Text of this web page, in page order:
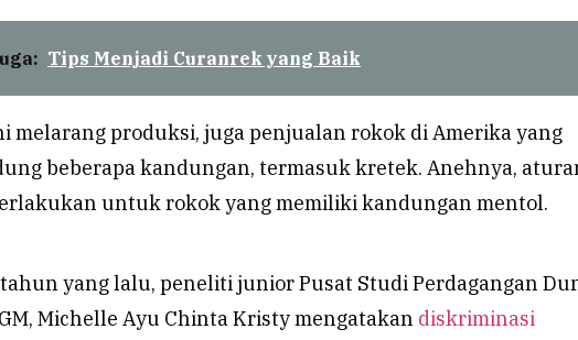
Tips Menjadi Curanrek yang Baik
melarang produksi, juga penjualan rokok di Amerika yang
beberapa kandungan, termasuk kretek. Anehnya,
untuk rokok yang memiliki kandungan mentol.
yang lalu, peneliti junior Pusat Studi Perdagangan
Michelle Ayu Chinta Kristy mengatakan diskriminasi